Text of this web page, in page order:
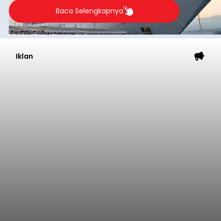
Baca Selengkapnya
Iklan